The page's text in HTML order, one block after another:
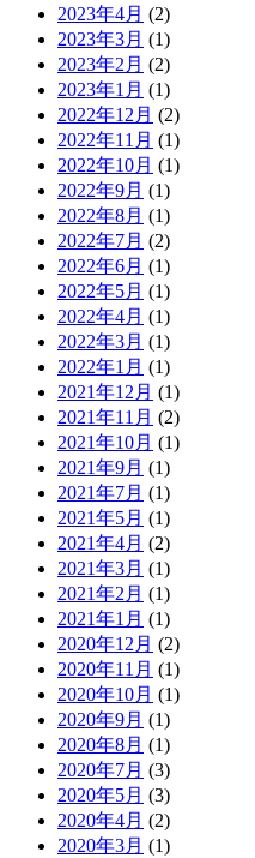
2023年4月 (2)
2023年3月 (1)
2023年2月 (2)
2023年1月 (1)
2022年12月 (2)
2022年11月 (1)
2022年10月 (1)
2022年9月 (1)
2022年8月 (1)
2022年7月 (2)
2022年6月 (1)
2022年5月 (1)
2022年4月 (1)
2022年3月 (1)
2022年1月 (1)
2021年12月 (1)
2021年11月 (2)
2021年10月 (1)
2021年9月 (1)
2021年7月 (1)
2021年5月 (1)
2021年4月 (2)
2021年3月 (1)
2021年2月 (1)
2021年1月 (1)
2020年12月 (2)
2020年11月 (1)
2020年10月 (1)
2020年9月 (1)
2020年8月 (1)
2020年7月 (3)
2020年5月 (3)
2020年4月 (2)
2020年3月 (1)